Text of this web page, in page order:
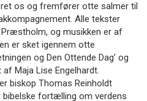
os og fremfører otte salmer til
Alle tekster
og musikken er af
er sket igennem otte
og Den Ottende Dag’ og
Maja Lise Engelhardt.
biskop Thomas Reinholdt
bibelske fortælling om verdens